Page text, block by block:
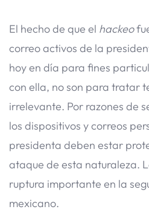
El hecho de que el hackeo
correo activos de la
hoy en día para fines
con ella, no son para tratar
irrelevante. Por razones de
los dispositivos y correos
presidenta deben estar
ataque de esta naturaleza.
ruptura importante en la
mexicano.